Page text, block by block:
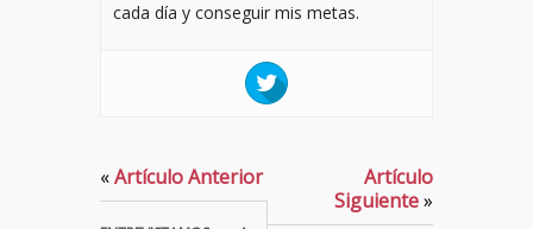
cada día y conseguir mis metas.
«Artículo Anterior
Artículo
Siguiente»